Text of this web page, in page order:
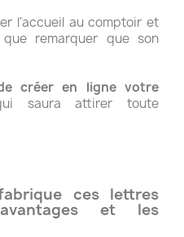
l'accueil au comptoir et
remarquer que son
créer en ligne votre
saura attirer toute
ces lettres
et les